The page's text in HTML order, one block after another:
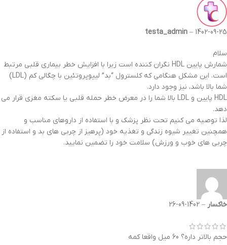
testa_admin – 1402-09-25
سلام
شمارش پایین HDL نگران کننده است زیرا با افزایش خطر بیماری قلبی مرتبط
است. این مشکل هنگامی که کلسترول “بد” لیپوپروتئین با چگالی کم (LDL)
شما بالا باشد، نیز وجود دارد.
HDL پایین و LDL بالا شما را در معرض خطر حمله قلبی یا سکته مغزی قرار می
دهد.
لذا توصیه می کنیم تحت نظر پزشک و با استفاده از داروهای مناسب و
همچنین تغییر شیوه زندگی و تغذیه خود (پرهیز از چربی های بد و استفاده از
چربی های خوب و ورزش) سلامت خود را تضمین نمایید.
خاکسار –
1402-09-26
حجم بالاتر داره؟ 60 میل واقعا کمه